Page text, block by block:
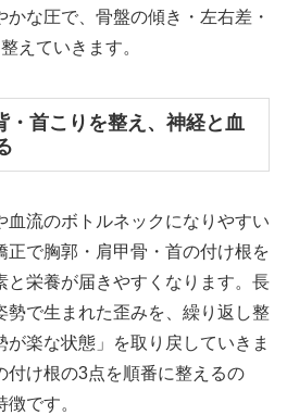
な圧で、骨盤の傾き・左右差・
えていきます。
首こりを整え、神経と血
血流のボトルネックになりやすい
正で胸郭・肩甲骨・首の付け根を
と栄養が届きやすくなります。長
勢で生まれた歪みを、繰り返し整
が楽な状態」を取り戻していきま
付け根の3点を順番に整えるの
です。